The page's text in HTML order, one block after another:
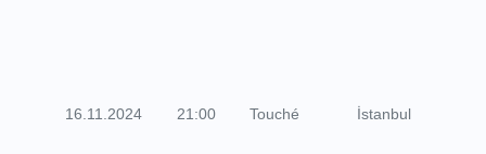
16.11.2024 21:00 Touché İstanbul